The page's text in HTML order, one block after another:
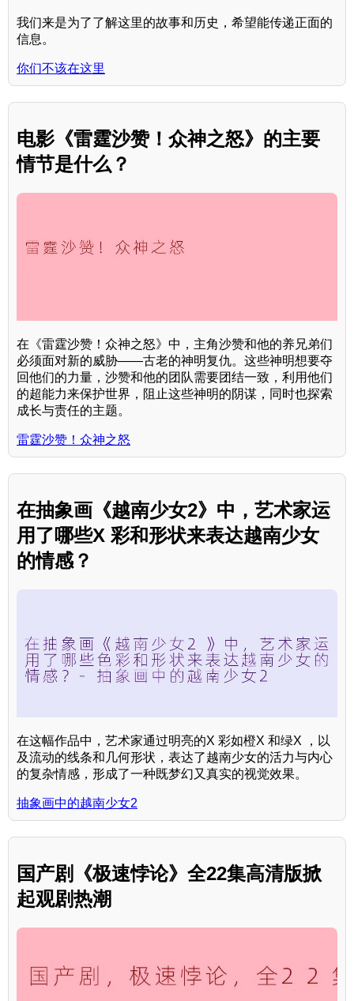
我们来是为了了解这里的故事和历史，希望能传递正面的
信息。
你们不该在这里
电影《雷霆沙赞！众神之怒》的主要
情节是什么？
在《雷霆沙赞！众神之怒》中，主角沙赞和他的养兄弟们
必须面对新的威胁——古老的神明复仇。这些神明想要夺
回他们的力量，沙赞和他的团队需要团结一致，利用他们
的超能力来保护世界，阻止这些神明的阴谋，同时也探索
成长与责任的主题。
雷霆沙赞！众神之怒
在抽象画《越南少女2》中，艺术家运
用了哪些X 彩和形状来表达越南少女
的情感？
在这幅作品中，艺术家通过明亮的X 彩如橙X 和绿X ，以
及流动的线条和几何形状，表达了越南少女的活力与内心
的复杂情感，形成了一种既梦幻又真实的视觉效果。
抽象画中的越南少女2
国产剧《极速悖论》全22集高清版掀
起观剧热潮